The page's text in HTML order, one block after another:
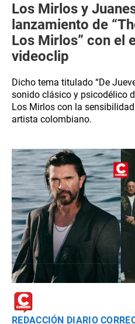
Los Mirlos y
lanzamiento de
Los Mirlos” con el
videoclip
Dicho tema titulado “De
sonido clásico y psicodélico
Los Mirlos con la
artista colombiano.
REDACCIÓN DIARIO